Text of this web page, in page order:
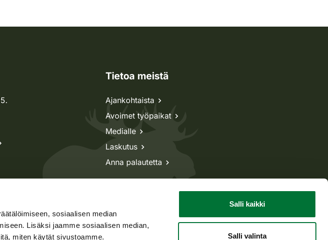
sosiaalisen median
Lisäksi jaamme sosiaalisen median,
miten käytät sivustoamme.
Salli kaikki
Salli valinta
Tietoa meistä
Ajankohtaista
Avoimet työpaikat
Medialle
Laskutus
Anna palautetta